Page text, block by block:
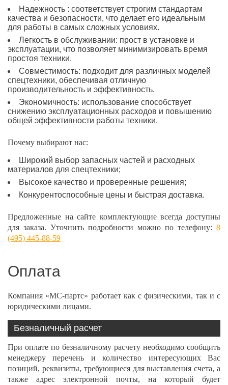
Надежность : соответствует строгим стандартам
качества и безопасности, что делает его идеальным
для работы в самых сложных условиях.
Легкость в обслуживании: прост в установке и
эксплуатации, что позволяет минимизировать время
простоя техники.
Совместимость: подходит для различных моделей
спецтехники, обеспечивая отличную
производительность и эффективность.
Экономичность: использование способствует
снижению эксплуатационных расходов и повышению
общей эффективности работы техники.
Почему выбирают нас:
Широкий выбор запасных частей и расходных
материалов для спецтехники;
Высокое качество и проверенные решения;
Конкурентоспособные цены и быстрая доставка.
Предложенные на сайте комплектующие всегда доступны
для заказа. Уточнить подробности можно по телефону: 8
(495) 445-88-59
Оплата
Компания «МС-партс» работает как с физическими, так и с
юридическими лицами.
Безналичный расчет
При оплате по безналичному расчету необходимо сообщить
менеджеру перечень и количество интересующих Вас
позиций, реквизиты, требующиеся для выставления счета, а
также адрес электронной почты, на который будет